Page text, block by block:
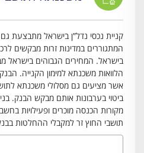
קניית נכסי נדל”ן בישראל מתבצעת גם
המתגוררים במדינות זרות מבקשים
בישראל. המחירים הגבוהים
הלוואות משכנתא למימון הקנייה.
אשר מציעים גם מסלולי משכנתא
ביטוי בערבונות אותם מבקש הבנק.
מקורות הכנסה מוכרים ופעילויות
תושבי החוץ זר למקבלי ההחלטות